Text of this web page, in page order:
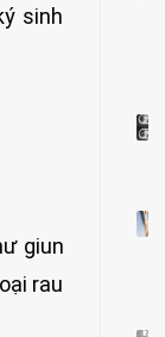
sinh
giun
rau